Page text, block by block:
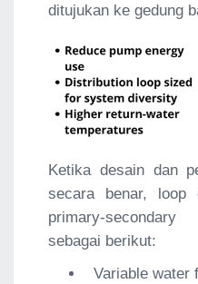
ditujukan ke gedung
Ketika desain dan
secara benar, loop
primary-
sebagai berikut:
Variable water